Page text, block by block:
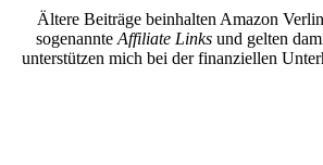
Ältere Beiträge beinhalten Amazon
sogenannte Affiliate Links und gelten
unterstützen mich bei der finanziellen